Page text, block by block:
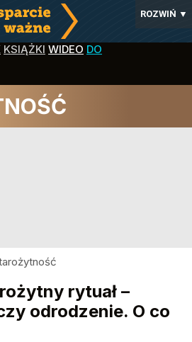
ROZWIŃ ▼
KSIĄŻKI WIDEO DO
rytuał –
odrodzenie. O co